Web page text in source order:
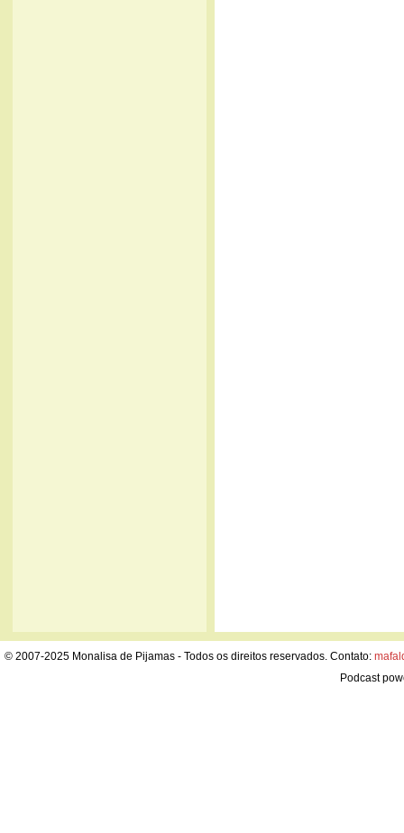
© 2007-2025 Monalisa de Pijamas - Todos os direitos reservados. Contato:
Podcast